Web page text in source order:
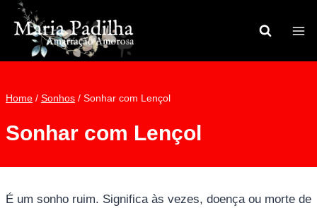
Pular
para
Conteúdo
Home / Sonhos / Sonhar com Lençol
Sonhar com Lençol
É um sonho ruim. Significa às vezes, doença ou morte de